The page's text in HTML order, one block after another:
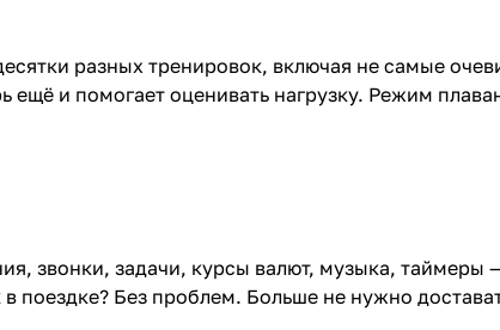
разных тренировок, включая не самые
ещё и помогает оценивать нагрузку. Режим
звонки, задачи, курсы валют, музыка, таймеры
поездке? Без проблем. Больше не нужно